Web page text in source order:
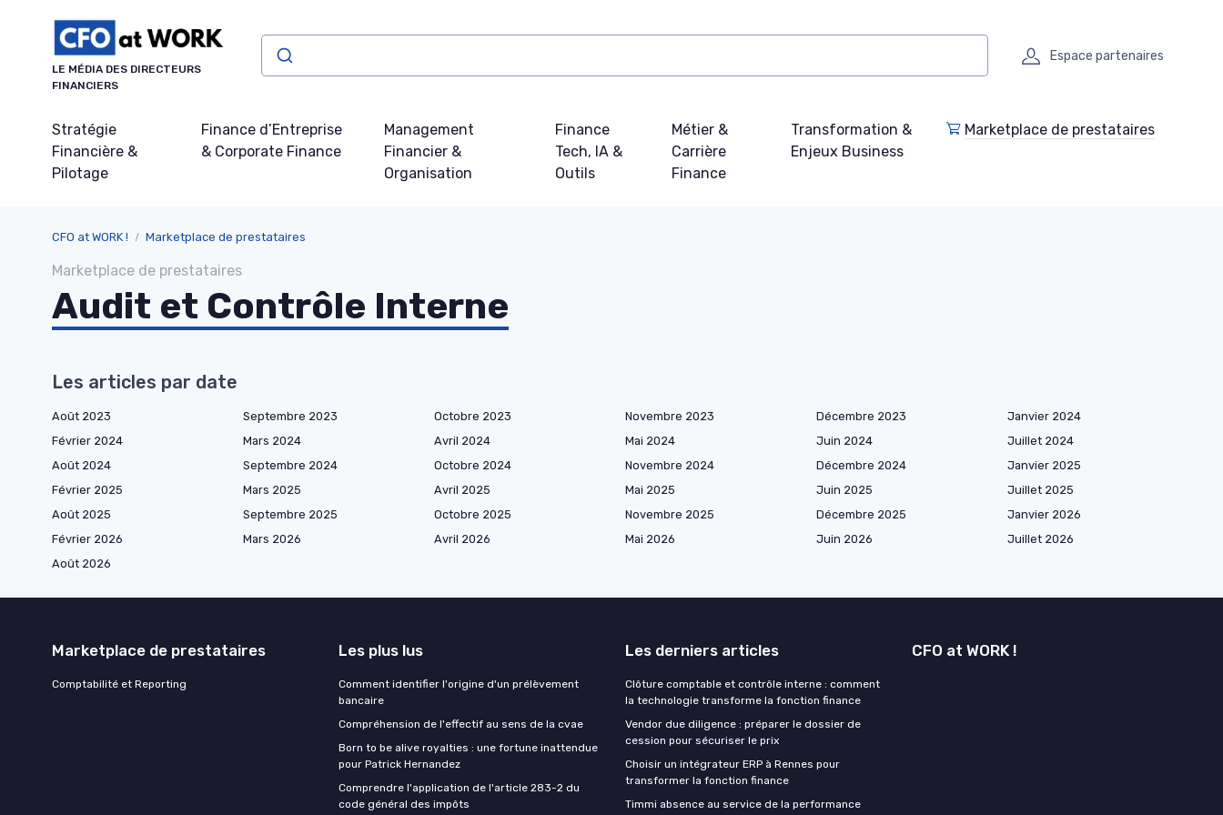
LE MÉDIA DES DIRECTEURS
FINANCIERS
Espace partenaires
Stratégie
Financière &
Pilotage
Finance d’Entreprise
& Corporate Finance
Management
Financier &
Organisation
Finance
Tech, IA &
Outils
Métier &
Carrière
Finance
Transformation &
Enjeux Business
Marketplace de prestataires
CFO at WORK ! Marketplace de prestataires
Marketplace de prestataires
Audit et Contrôle Interne
Les articles par date
Août 2023 Septembre 2023 Octobre 2023 Novembre 2023 Décembre 2023
Janvier 2024
Février 2024
Mars 2024 Avril 2024 Mai 2024 Juin 2024
Juillet 2024
Août 2024
Septembre 2024 Octobre 2024 Novembre 2024 Décembre 2024
Janvier 2025
Février 2025
Mars 2025 Avril 2025 Mai 2025 Juin 2025
Juillet 2025
Août 2025
Septembre 2025 Octobre 2025 Novembre 2025 Décembre 2025
Janvier 2026
Février 2026
Mars 2026 Avril 2026 Mai 2026 Juin 2026
Juillet 2026
Août 2026
Marketplace de prestataires
Comptabilité et Reporting
Les plus lus
Comment identifier l'origine d'un prélèvement
bancaire
Compréhension de l'effectif au sens de la cvae
Born to be alive royalties : une fortune inattendue
pour Patrick Hernandez
Comprendre l'application de l'article 283-2 du
code général des impôts
Les derniers articles
Clôture comptable et contrôle interne : comment
la technologie transforme la fonction finance
Vendor due diligence : préparer le dossier de
cession pour sécuriser le prix
Choisir un intégrateur ERP à Rennes pour
transformer la fonction finance
Timmi absence au service de la performance
CFO at WORK !